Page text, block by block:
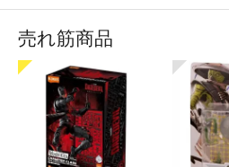
売れ筋商品